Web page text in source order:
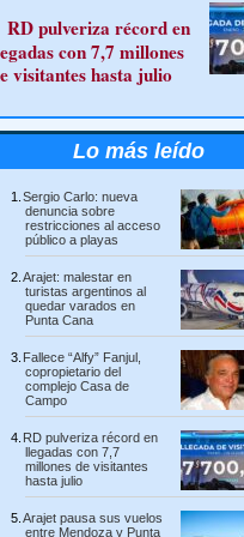
RD pulveriza récord en
con 7,7 millones
visitantes hasta julio
Lo más leído
Sergio Carlo: nueva
denuncia sobre
restricciones al acceso
público a playas
Arajet: malestar en
turistas argentinos al
quedar varados en
Punta Cana
Fallece “Alfy” Fanjul,
copropietario del
complejo Casa de
Campo
RD pulveriza récord en
llegadas con 7,7
millones de visitantes
hasta julio
Arajet pausa sus vuelos
entre Mendoza y Punta